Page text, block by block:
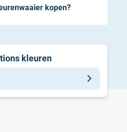
kopen?
kleuren